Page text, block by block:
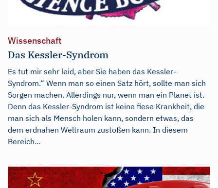
Wissenschaft
Das Kessler-Syndrom
Es tut mir sehr leid, aber Sie haben das Kessler-
Syndrom.“ Wenn man so einen Satz hört, sollte man sich
Sorgen machen. Allerdings nur, wenn man ein Planet ist.
Denn das Kessler-Syndrom ist keine fiese Krankheit, die
man sich als Mensch holen kann, sondern etwas, das
dem erdnahen Weltraum zustoßen kann. In diesem
Bereich...